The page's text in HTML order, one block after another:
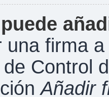
una firma
Control
Añadir